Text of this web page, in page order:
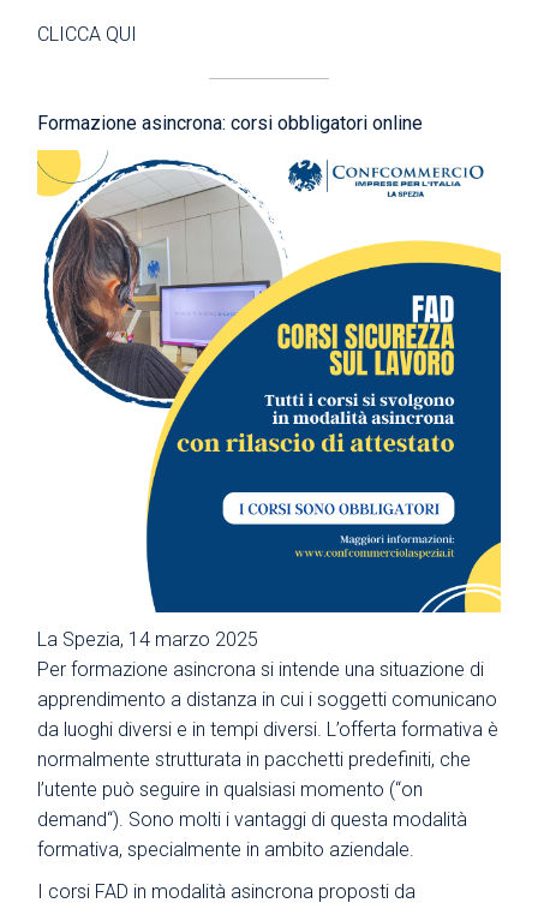
CLICCA QUI
Formazione asincrona: corsi obbligatori online
La Spezia, 14 marzo 2025
Per formazione asincrona si intende una situazione di
apprendimento a distanza in cui i soggetti comunicano
da luoghi diversi e in tempi diversi. L’offerta formativa è
normalmente strutturata in pacchetti predefiniti, che
l’utente può seguire in qualsiasi momento (“on
demand“). Sono molti i vantaggi di questa modalità
formativa, specialmente in ambito aziendale.
I corsi FAD in modalità asincrona proposti da